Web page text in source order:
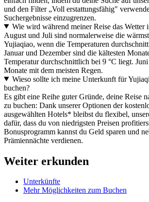
und den Filter „Voll erstattungsfähig"
Suchergebnisse einzugrenzen.
Wie wird während meiner Reise das Wetter
August und Juli sind normalerweise die
Yujiaqiao, wenn die Temperaturen
Januar und Dezember sind die kältesten
Temperatur durchschnittlich bei 9 °C liegt.
Monate mit dem meisten Regen.
Wieso sollte ich meine Unterkunft für
buchen?
Es gibt eine Reihe guter Gründe, deine Reise
zu buchen: Dank unserer Optionen der
ausgewählten Hotels* bleibst du flexibel,
dafür, dass du von niedrigsten Preisen
Bonusprogramm kannst du Geld sparen und
Prämiennächte verdienen.
Weiter erkunden
Unterkünfte
Mehr Möglichkeiten zum Buchen